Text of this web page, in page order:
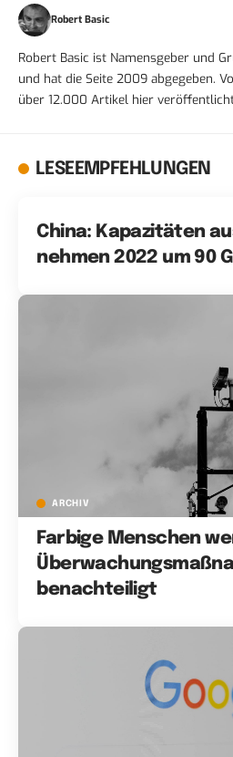
Robert Basic
Robert Basic ist Namensgeber und
und hat die Seite 2009 abgegeben.
über 12.000 Artikel hier
LESEEMPFEHLUNGEN
China: Kapazitäten
nehmen 2022 um 90
ARCHIV
Farbige Menschen
benachteiligt